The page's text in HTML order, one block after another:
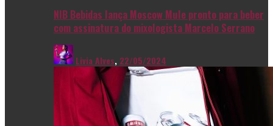
NIB Bebidas lança Moscow Mule pronto para beber
com assinatura do mixologista Marcelo Serrano
Livia Alves, 22/05/2024